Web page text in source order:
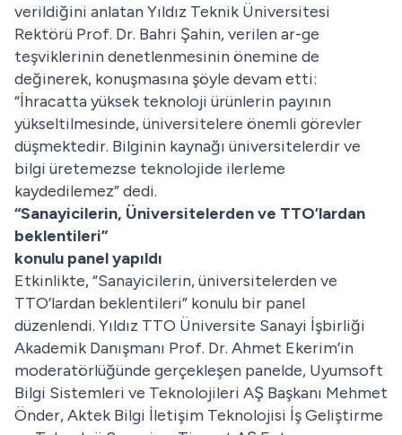
verildiğini anlatan Yıldız Teknik Üniversitesi
Rektörü Prof. Dr. Bahri Şahin, verilen ar-ge
teşviklerinin denetlenmesinin önemine de
değinerek, konuşmasına şöyle devam etti:
“İhracatta yüksek teknoloji ürünlerin payının
yükseltilmesinde, üniversitelere önemli görevler
düşmektedir. Bilginin kaynağı üniversitelerdir ve
bilgi üretemezse teknolojide ilerleme
kaydedilemez” dedi.
“Sanayicilerin, Üniversitelerden ve TTO’lardan
beklentileri”
konulu panel yapıldı
Etkinlikte, “Sanayicilerin, üniversitelerden ve
TTO’lardan beklentileri” konulu bir panel
düzenlendi. Yıldız TTO Üniversite Sanayi İşbirliği
Akademik Danışmanı Prof. Dr. Ahmet Ekerim’in
moderatörlüğünde gerçekleşen panelde, Uyumsoft
Bilgi Sistemleri ve Teknolojileri AŞ Başkanı Mehmet
Önder, Aktek Bilgi İletişim Teknolojisi İş Geliştirme